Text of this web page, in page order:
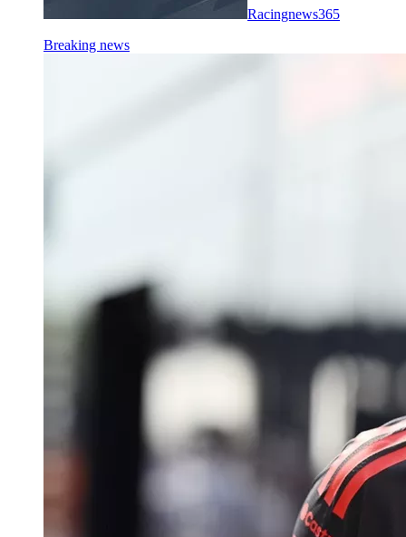
Racingnews365
Breaking news